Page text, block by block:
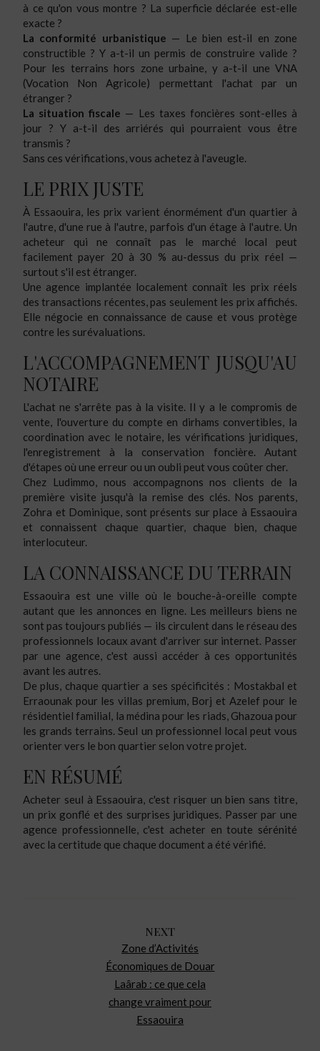
à ce qu'on vous montre ? La superficie déclarée est-elle
exacte ?
La conformité urbanistique — Le bien est-il en zone
constructible ? Y a-t-il un permis de construire valide ?
Pour les terrains hors zone urbaine, y a-t-il une VNA
(Vocation Non Agricole) permettant l'achat par un
étranger ?
La situation fiscale — Les taxes foncières sont-elles à
jour ? Y a-t-il des arriérés qui pourraient vous être
transmis ?
Sans ces vérifications, vous achetez à l'aveugle.
LE PRIX JUSTE
À Essaouira, les prix varient énormément d'un quartier à
l'autre, d'une rue à l'autre, parfois d'un étage à l'autre. Un
acheteur qui ne connaît pas le marché local peut
facilement payer 20 à 30 % au-dessus du prix réel —
surtout s'il est étranger.
Une agence implantée localement connaît les prix réels
des transactions récentes, pas seulement les prix affichés.
Elle négocie en connaissance de cause et vous protège
contre les surévaluations.
L'ACCOMPAGNEMENT JUSQU'AU
NOTAIRE
L'achat ne s'arrête pas à la visite. Il y a le compromis de
vente, l'ouverture du compte en dirhams convertibles, la
coordination avec le notaire, les vérifications juridiques,
l'enregistrement à la conservation foncière. Autant
d'étapes où une erreur ou un oubli peut vous coûter cher.
Chez Ludimmo, nous accompagnons nos clients de la
première visite jusqu'à la remise des clés. Nos parents,
Zohra et Dominique, sont présents sur place à Essaouira
et connaissent chaque quartier, chaque bien, chaque
interlocuteur.
LA CONNAISSANCE DU TERRAIN
Essaouira est une ville où le bouche-à-oreille compte
autant que les annonces en ligne. Les meilleurs biens ne
sont pas toujours publiés — ils circulent dans le réseau des
professionnels locaux avant d'arriver sur internet. Passer
par une agence, c'est aussi accéder à ces opportunités
avant les autres.
De plus, chaque quartier a ses spécificités : Mostakbal et
Erraounak pour les villas premium, Borj et Azelef pour le
résidentiel familial, la médina pour les riads, Ghazoua pour
les grands terrains. Seul un professionnel local peut vous
orienter vers le bon quartier selon votre projet.
EN RÉSUMÉ
Acheter seul à Essaouira, c'est risquer un bien sans titre,
un prix gonflé et des surprises juridiques. Passer par une
agence professionnelle, c'est acheter en toute sérénité
avec la certitude que chaque document a été vérifié.
NEXT
Zone d’Activités
Économiques de Douar
Laârab : ce que cela
change vraiment pour
Essaouira